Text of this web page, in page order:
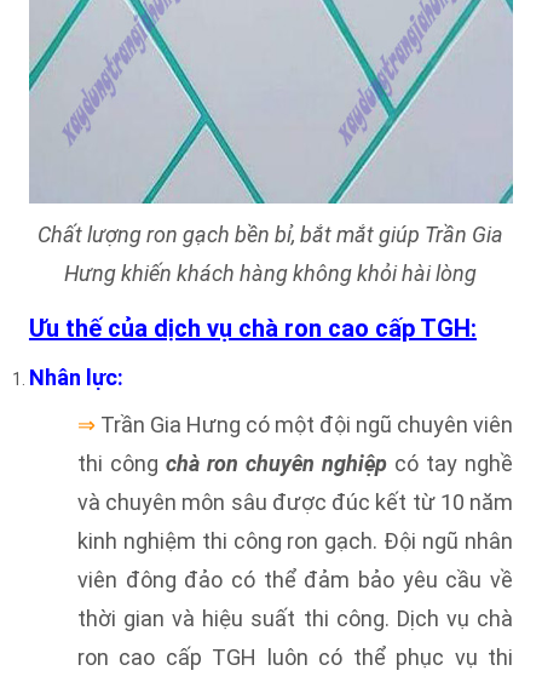
Chất lượng ron gạch bền bỉ, bắt mắt giúp Trần Gia
Hưng khiến khách hàng không khỏi hài lòng
Ưu thế của dịch vụ chà ron cao cấp TGH:
Nhân lực:
⇒ Trần Gia Hưng có một đội ngũ chuyên viên
thi công chà ron chuyên nghiệp có tay nghề
và chuyên môn sâu được đúc kết từ 10 năm
kinh nghiệm thi công ron gạch. Đội ngũ nhân
viên đông đảo có thể đảm bảo yêu cầu về
thời gian và hiệu suất thi công. Dịch vụ chà
ron cao cấp TGH luôn có thể phục vụ thi